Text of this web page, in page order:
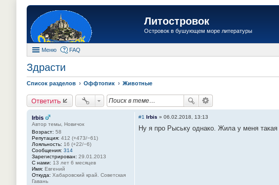
Литостровок
Островок в бушующем море литературы
Меню FAQ
Здрасти
Список разделов Оффтопик Животные
Ответить
Irbis
Автор темы, Новичок
Возраст: 58
Репутация: 412 (+473/−61)
Лояльность: 16 (+22/−6)
Сообщения: 314
Зарегистрирован: 29.01.2013
С нами: 13 лет 6 месяцев
Имя: Евгений
Откуда: Хабаровский край. Советская
Гавань
#1 Irbis » 06.02.2018, 13:13
Ну я про Рыську однако. Жила у меня